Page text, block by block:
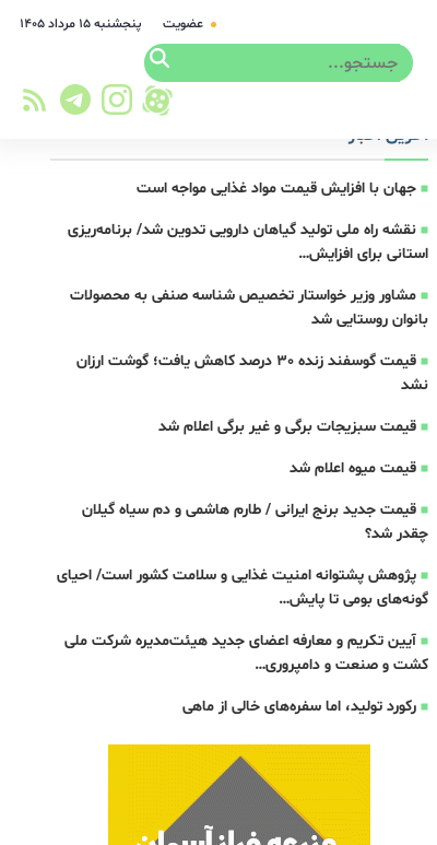
عضویت پنجشنبه ۱۵ مرداد ۱۴۰۵
آخرین اخبار
جهان با افزایش قیمت مواد غذایی مواجه است
نقشه راه ملی تولید گیاهان دارویی تدوین شد/ برنامه‌ریزی
استانی برای افزایش…
مشاور وزیر خواستار تخصیص شناسه صنفی به محصولات
بانوان روستایی شد
قیمت گوسفند زنده 30 درصد کاهش یافت؛ گوشت ارزان
نشد
قیمت سبزیجات برگی و غیر برگی اعلام شد
قیمت میوه اعلام شد
قیمت جدید برنج ایرانی / طارم هاشمی و دم سیاه گیلان
چقدر شد؟
پژوهش پشتوانه امنیت غذایی و سلامت کشور است/ احیای
گونه‌های بومی تا پایش…
آیین تکریم و معارفه اعضای جدید هیئت‌مدیره شرکت ملی
کشت و صنعت و دامپروری…
رکورد تولید، اما سفره‌های خالی از ماهی